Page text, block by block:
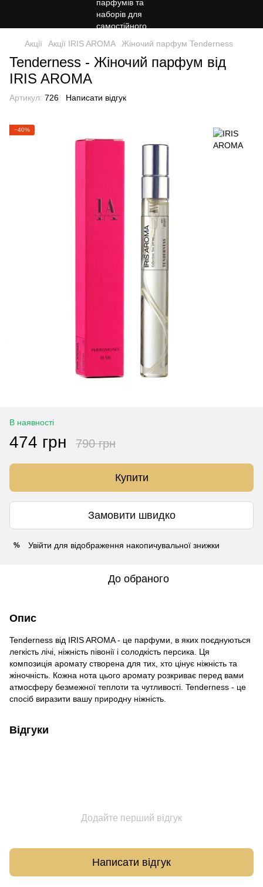
Акції Акції IRIS AROMA Жіночий парфум Tenderness
Tenderness - Жіночий парфум від
IRIS AROMA
Артикул: 726 Написати відгук
−40%
В наявності
474 грн 790 грн
Купити
Замовити швидко
% Увійти для відображення накопичувальної знижки
До обраного
Опис
Tenderness від IRIS AROMA - це парфуми, в яких поєднуються
легкість лічі, ніжність півонії і солодкість персика. Ця
композиція аромату створена для тих, хто цінує ніжність та
жіночність. Кожна нота цього аромату розкриває перед вами
атмосферу безмежної теплоти та чутливості. Tenderness - це
спосіб виразити вашу природну ніжність.
Відгуки
Додайте перший відгук
Написати відгук